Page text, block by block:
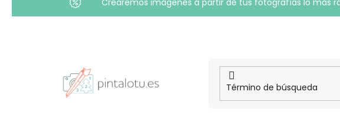
Crearemos imágenes a partir de tus fotografías lo más